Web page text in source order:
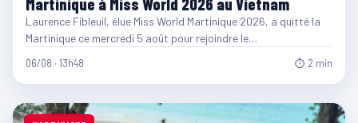
Martinique à Miss World 2026 au Vietnam
Laurence Fibleuil, élue Miss World Martinique 2026, a quitté la
Martinique ce mercredi 5 août pour rejoindre le…
06/08 · 13h48 ⏱ 2 min